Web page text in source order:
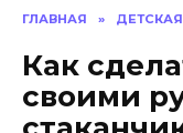
ГЛАВНАЯ »
Как
своими